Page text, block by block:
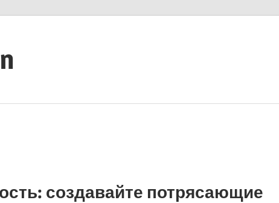
создавайте потрясающие